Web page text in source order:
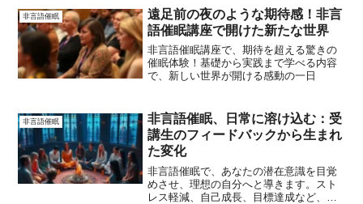
非言語催眠
遠足前の夜のような期待感！非言
語催眠講座で開けた新たな世界
非言語催眠講座で、期待を超える驚きの
催眠体験！基礎から実践まで学べる内容
で、新しい世界が開ける感動の一日
非言語催眠
非言語催眠、日常に溶け込む：受
講生のフィードバックから生まれ
た変化
非言語催眠で、あなたの潜在意識を目覚
めさせ、理想の自分へと導きます。スト
レス軽減、自己成長、目標達成など、